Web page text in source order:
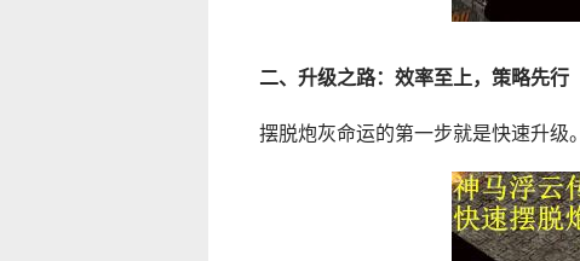
二、升级之路：效率至上，策略先行
摆脱炮灰命运的第一步就是快速升级。